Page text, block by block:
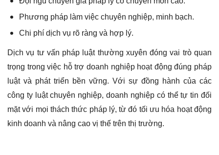
Phương pháp làm việc chuyên nghiệp, minh bạch.
Chi phí dịch vụ rõ ràng và hợp lý.
Dịch vụ tư vấn pháp luật thường xuyên đóng vai trò quan
trọng trong việc hỗ trợ doanh nghiệp hoạt động đúng pháp
luật và phát triển bền vững. Với sự đồng hành của các
công ty luật chuyên nghiệp, doanh nghiệp có thể tự tin đối
mặt với mọi thách thức pháp lý, từ đó tối ưu hóa hoạt động
kinh doanh và nâng cao vị thế trên thị trường.